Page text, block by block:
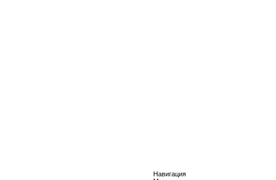
Навигация